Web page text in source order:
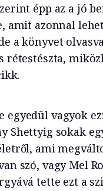
épp az a jó
amit azonnal
a könyvet
rétestészta,
egyedül vagyok
Shettyig sokak
ami
szó, vagy Mel
tette ezt a